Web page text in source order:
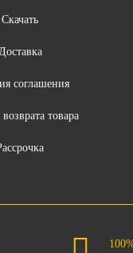
Скачать
соглашения
товара